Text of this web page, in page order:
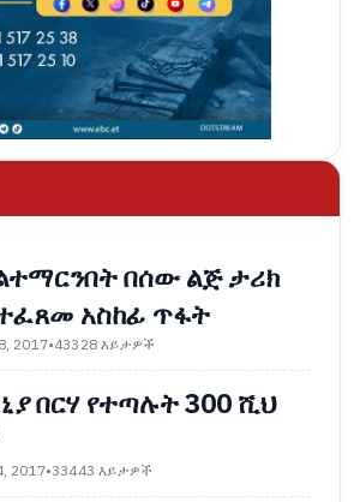
በሰው ልጅ ታሪክ
አስከፊ ጥፋት
2017•43328 እይታዎች
በርሃ የተጣሉት 300 ሺህ
2017•33443 እይታዎች